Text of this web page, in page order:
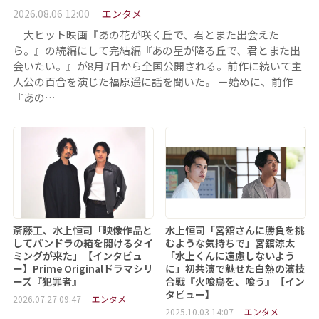
2026.08.06 12:00 エンタメ
大ヒット映画『あの花が咲く丘で、君とまた出会えた
ら。』の続編にして完結編『あの星が降る丘で、君とまた出
会いたい。』が8月7日から全国公開される。前作に続いて主
人公の百合を演じた福原遥に話を聞いた。 －始めに、前作
『あの…
斎藤工、水上恒司「映像作品と
してパンドラの箱を開けるタイ
ミングが来た」【インタビュ
ー】Prime Originalドラマシリ
ーズ『犯罪者』
2026.07.27 09:47 エンタメ
水上恒司「宮舘さんに勝負を挑
むような気持ちで」宮舘涼太
「水上くんに遠慮しないよう
に」初共演で魅せた白熱の演技
合戦『火喰鳥を、喰う』【イン
タビュー】
2025.10.03 14:07 エンタメ